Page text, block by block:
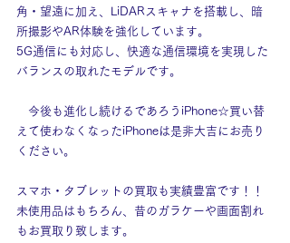
角・望遠に加え、LiDARスキャナを搭載し、暗
所撮影やAR体験を強化しています。
5G通信にも対応し、快適な通信環境を実現した
バランスの取れたモデルです。
今後も進化し続けるであろうiPhone☆買い替
えて使わなくなったiPhoneは是非大吉にお売り
ください。
スマホ・タブレットの買取も実績豊富です！！
未使用品はもちろん、昔のガラケーや画面割れ
もお買取り致します。